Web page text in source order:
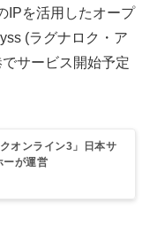
IPを活用したオープ
(ラグナロク・ア
サービス開始予定
オンライン3」日本サ
ーが運営